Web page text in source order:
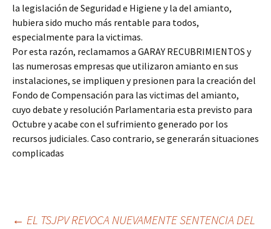
la legislación de Seguridad e Higiene y la del amianto,
hubiera sido mucho más rentable para todos,
especialmente para la victimas.
Por esta razón, reclamamos a GARAY RECUBRIMIENTOS y
las numerosas empresas que utilizaron amianto en sus
instalaciones, se impliquen y presionen para la creación del
Fondo de Compensación para las victimas del amianto,
cuyo debate y resolución Parlamentaria esta previsto para
Octubre y acabe con el sufrimiento generado por los
recursos judiciales. Caso contrario, se generarán situaciones
complicadas
Ir← EL TSJPV REVOCA NUEVAMENTE SENTENCIA DEL